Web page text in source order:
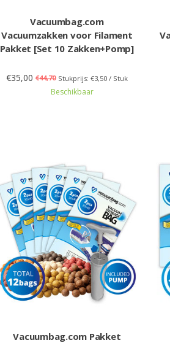
Vacuumbag.com
Vacuumzakken voor Filament
Pakket [Set 10 Zakken+Pomp]
€35,00 €44,70 Stukprijs: €3,50 / Stuk
Beschikbaar
Vacuumbag.com Pakket